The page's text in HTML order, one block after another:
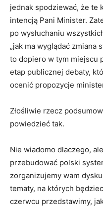
jednak spodziewać, że te
intencją Pani Minister.
po wysłuchaniu
„jak ma wyglądać zmiana
to dopiero w tym miejscu
etap publicznej debaty,
ocenić propozycje
Złośliwie rzecz
powiedzieć tak.
Nie wiadomo dlaczego,
przebudować polski
zorganizujemy wam
tematy, na których
czerwcu przedstawimy,